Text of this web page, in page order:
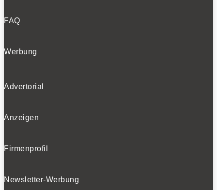
FAQ
Werbung
Advertorial
Anzeigen
Firmenprofil
Newsletter-Werbung